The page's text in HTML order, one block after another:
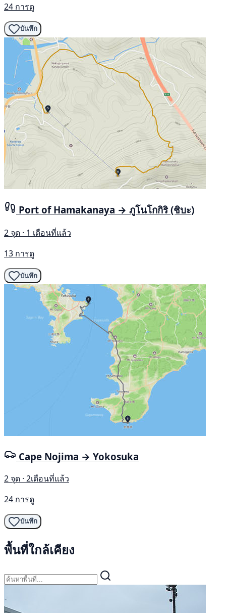
24 การดู
บันทึก
Port of Hamakanaya → ภูโนโกกิริ (ชิบะ)
2 จุด · 1 เดือนที่แล้ว
13 การดู
บันทึก
Cape Nojima → Yokosuka
2 จุด · 2เดือนที่แล้ว
24 การดู
บันทึก
พื้นที่ใกล้เคียง